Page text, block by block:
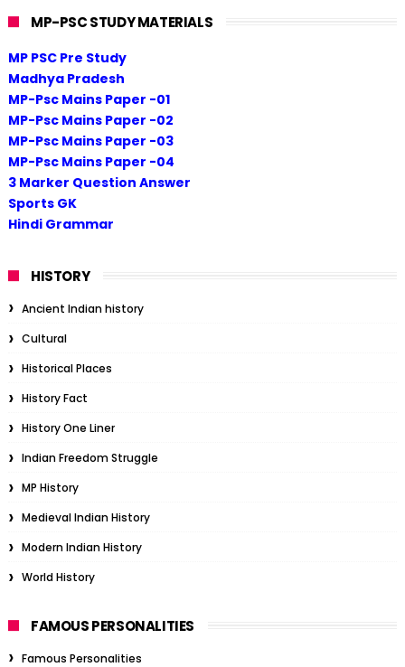
MP-PSC STUDY MATERIALS
MP PSC Pre Study
Madhya Pradesh
MP-Psc Mains Paper -01
MP-Psc Mains Paper -02
MP-Psc Mains Paper -03
MP-Psc Mains Paper -04
3 Marker Question Answer
Sports GK
Hindi Grammar
HISTORY
Ancient Indian history
Cultural
Historical Places
History Fact
History One Liner
Indian Freedom Struggle
MP History
Medieval Indian History
Modern Indian History
World History
FAMOUS PERSONALITIES
Famous Personalities